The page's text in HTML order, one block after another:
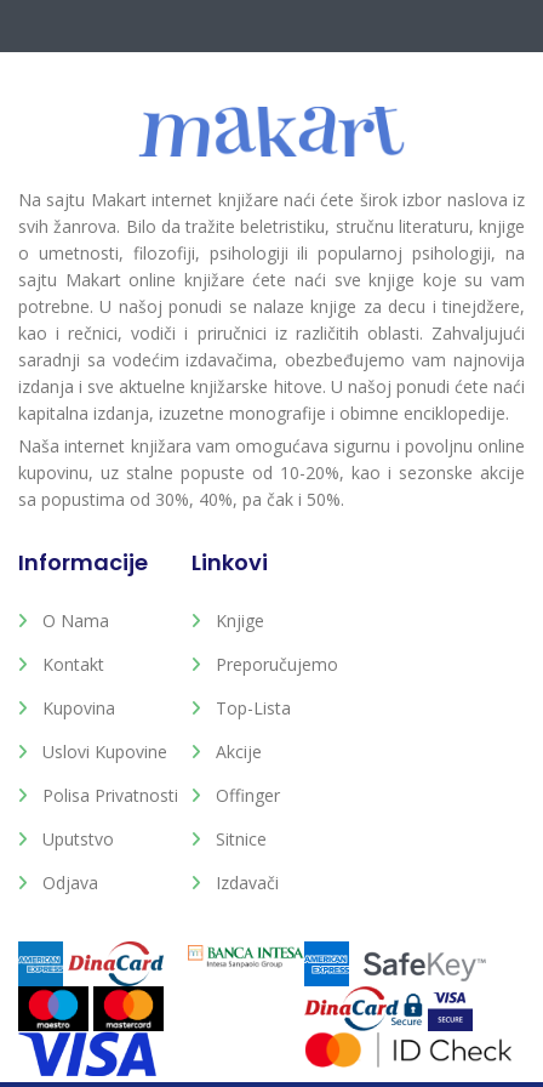
Na sajtu Makart internet knjižare naći ćete širok izbor naslova iz
svih žanrova. Bilo da tražite beletristiku, stručnu literaturu, knjige
o umetnosti, filozofiji, psihologiji ili popularnoj psihologiji, na
sajtu Makart online knjižare ćete naći sve knjige koje su vam
potrebne. U našoj ponudi se nalaze knjige za decu i tinejdžere,
kao i rečnici, vodiči i priručnici iz različitih oblasti. Zahvaljujući
saradnji sa vodećim izdavačima, obezbeđujemo vam najnovija
izdanja i sve aktuelne knjižarske hitove. U našoj ponudi ćete naći
kapitalna izdanja, izuzetne monografije i obimne enciklopedije.
Naša internet knjižara vam omogućava sigurnu i povoljnu online
kupovinu, uz stalne popuste od 10-20%, kao i sezonske akcije
sa popustima od 30%, 40%, pa čak i 50%.
Informacije
O Nama
Kontakt
Kupovina
Uslovi Kupovine
Polisa Privatnosti
Uputstvo
Odjava
Linkovi
Knjige
Preporučujemo
Top-Lista
Akcije
Offinger
Sitnice
Izdavači